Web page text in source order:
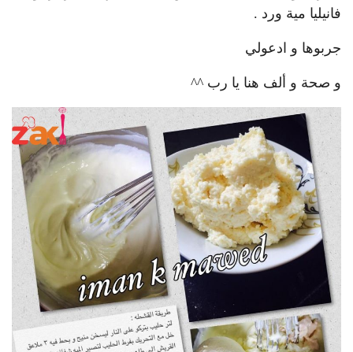
فانيليا مية ورد .
جربوها و ادعولي
و صحة و ألف هنا يا رب ^^